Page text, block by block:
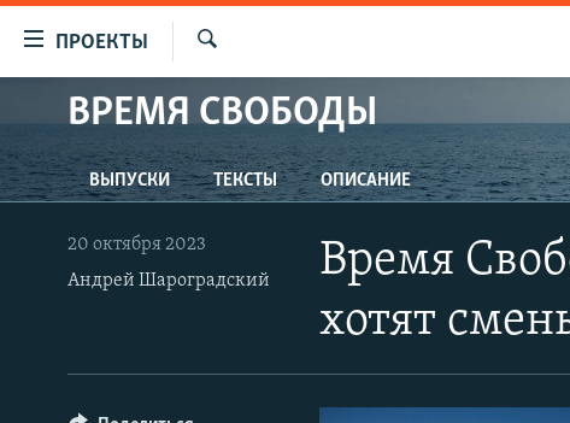
упрощенного
Вернуться
к
основному
содержанию
ПРОЕКТЫ
ПРОГРАММЫ
ПОДКАСТЫ
АВТОРСКИЕ ПРОЕКТЫ
ЦИТАТЫ СВОБОДЫ
МНЕНИЯ
IDEL.РЕАЛИИ
КАВКАЗ.РЕАЛИИ
ВРЕМЯ СВОБОДЫ
ВЫПУСКИ ТЕКСТЫ ОПИСАНИЕ
Время
хотят
20 октября 2023
Андрей Шароградский